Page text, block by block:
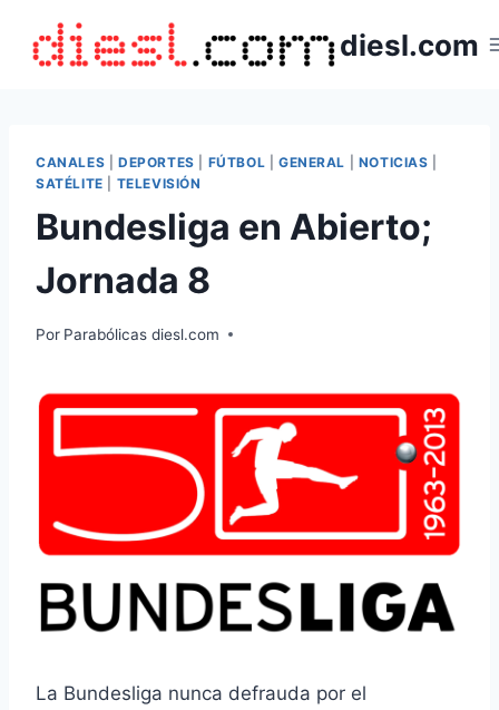
contenido
diesl.com
CANALES DEPORTES FÚTBOL GENERAL NOTICIAS
SATÉLITE
TELEVISIÓN
Bundesliga en Abierto;
Jornada 8
Por Parabólicas diesl.com
La Bundesliga nunca defrauda por el